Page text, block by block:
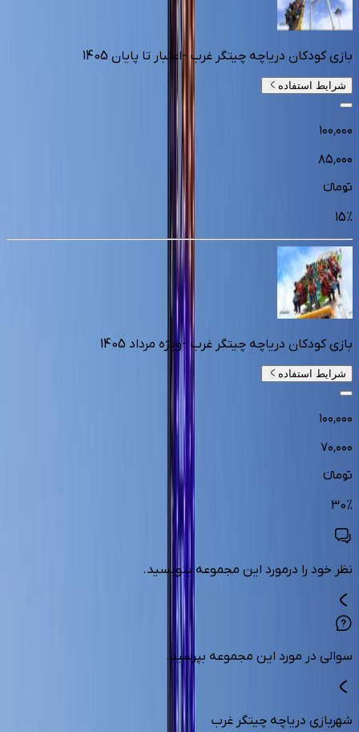
بازی کودکان دریاچه چیتگر غرب -اعتبار تا پایان 1405
شرایط استفاده
۱۰۰٬۰۰۰
۸۵٬۰۰۰
تومانءء
15%
بازی کودکان دریاچه چیتگر غرب -ویژه مرداد 1405
شرایط استفاده
۱۰۰٬۰۰۰
۷۰٬۰۰۰
تومانءء
30%
نظر خود را درمورد این مجموعه بنویسید.
سوالی در مورد این مجموعه بپرسید.
شهربازی دریاچه چیتگر غرب